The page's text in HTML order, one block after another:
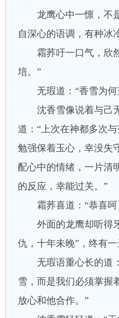
龙鹰心中一懔，不是
自深心的语调，有种冰
霜荞吁一口气，欣然
培。”
无瑕道：“香雪为何
沈香雪像说着与己无
道：“上次在神都多次
勉强保着玉心，幸没失
配心中的情绪，一片清
的反应，幸能过关。”
霜荞喜道：“恭喜呵
外面的龙鹰却听得牙
仇，十年未晚”，终有一
无瑕语重心长的道：
雪，而是我们必须掌握
放心和他合作。”